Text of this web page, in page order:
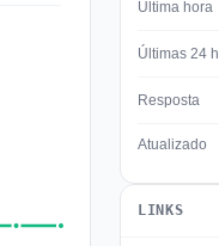
Última hora
Últimas 24 h.
Resposta
Atualizado
LINKS